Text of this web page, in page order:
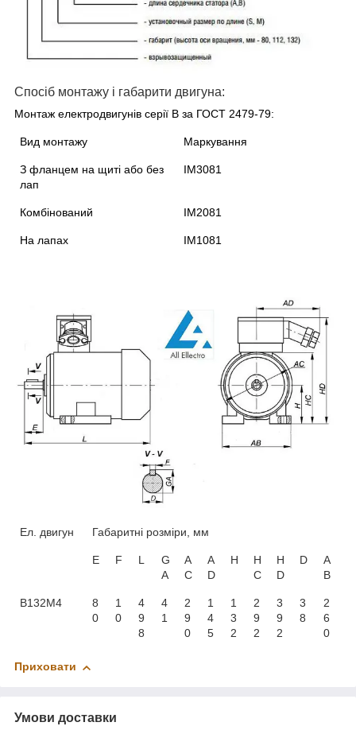
Спосіб монтажу і габарити двигуна:
Монтаж електродвигунів серії В за ГОСТ 2479-79:
Вид монтажу Маркування
З фланцем на щиті або без
лап
IM3081
Комбінований IM2081
На лапах IM1081
Ел. двигун Габаритні розміри, мм
E F L
G
A
A
C
А
D
H
H
C
H
D
D
A
B
В132М4
8
0
1
0
4
9
8
4
1
2
9
0
1
4
5
1
3
2
2
9
2
3
9
2
3
8
2
6
0
Приховати
Умови доставки